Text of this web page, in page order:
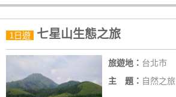
1日遊 七星山生態之旅
旅遊地： 台北市
主 題： 自然之旅